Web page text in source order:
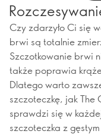
Czy zdarzyło Ci się
brwi są totalnie
Szczotkowanie brwi
także poprawia
Dlatego warto
szczoteczkę, jak The
sprawdzi się w
szczoteczka z gęstym